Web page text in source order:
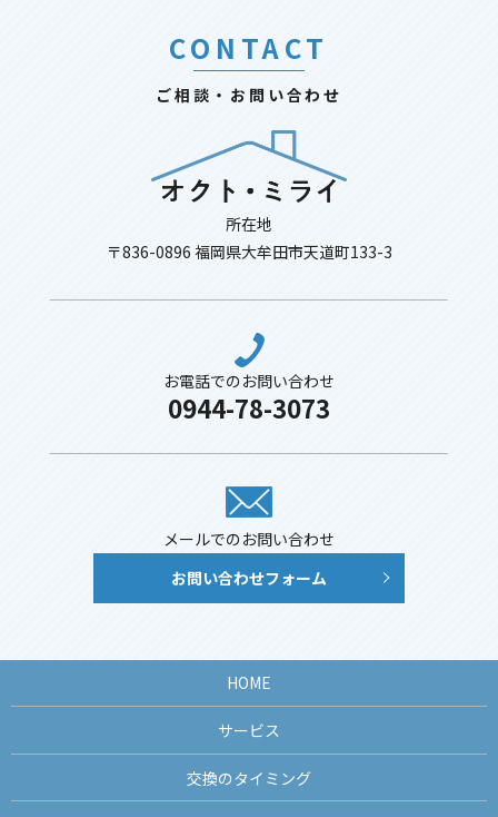
CONTACT
ご相談・お問い合わせ
所在地
〒836-0896 福岡県大牟田市天道町133-3
お電話でのお問い合わせ
0944-78-3073
メールでのお問い合わせ
お問い合わせフォーム
HOME
サービス
交換のタイミング